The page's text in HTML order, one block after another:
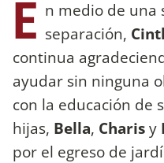
E n medio de una
separación,
continua
ayudar sin ninguna
con la educación de
hijas, Bella, Charisy
por el egreso de